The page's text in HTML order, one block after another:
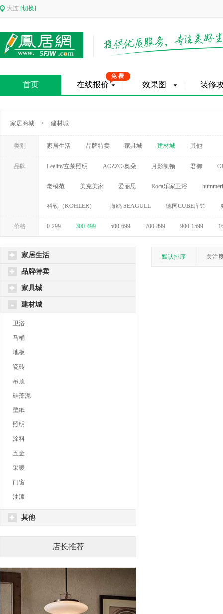
大连 [切换]
首页 在线报价 效果图 装修
家居商城 > 建材城
类别 家居生活 品牌特卖 家具城 建材城 其他
品牌 Leelite/立莱照明 AOZZO/奥朵 月影凯顿 君御
老模范 美克美家 爱丽思 Roca乐家卫浴
科勒（KOHLER） 海鸥 SEAGULL 德国CUBE库铂
价格 0-299 300-499 500-699 700-899 900-1599
家居生活
品牌特卖
家具城
建材城
卫浴
马桶
地板
瓷砖
吊顶
硅藻泥
壁纸
照明
涂料
五金
采暖
门窗
油漆
其他
店长推荐
默认排序 关注